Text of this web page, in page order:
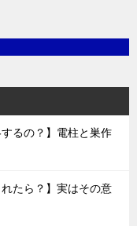
るの？】電柱と巣作
たら？】実はその意